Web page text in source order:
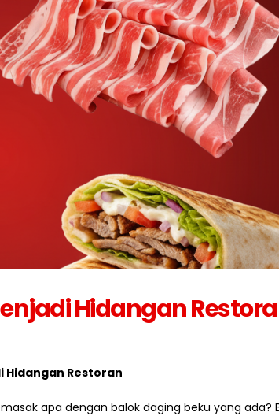
Hidangan
Hidangan Restoran
apa dengan balok daging beku yang ada?
Bahan
Agar Tetap
Baku
Bisnis
Bisnis Kebab
Strategi Membeli
Baku dalam Jumlah
Juli 10, 2026
Juli 9, 2026